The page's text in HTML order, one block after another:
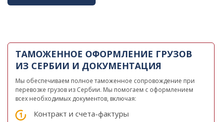
ТАМОЖЕННОЕ ОФОРМЛЕНИЕ ГРУЗОВ
ИЗ СЕРБИИ И ДОКУМЕНТАЦИЯ
Мы обеспечиваем полное таможенное сопровождение при
перевозке грузов из Сербии. Мы помогаем с оформлением
всех необходимых документов, включая:
Контракт и счета-фактуры